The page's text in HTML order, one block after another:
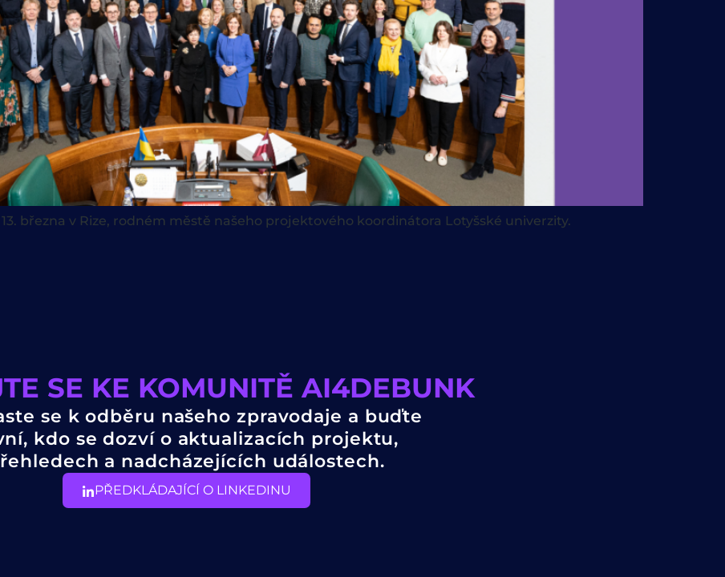
března v Rize, rodném městě našeho projektového koordinátora Lotyšské univerzity.
SE KE KOMUNITĚ AI4DEBUNK
se k odběru našeho zpravodaje a buďte
kdo se dozví o aktualizacích projektu,
a nadcházejících událostech.
PŘEDKLÁDAJÍCÍ O LINKEDINU